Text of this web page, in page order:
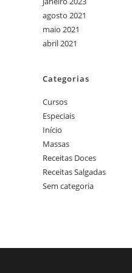
agosto 2021
maio 2021
abril 2021
Categorias
Cursos
Especiais
Início
Massas
Receitas Doces
Receitas Salgadas
Sem categoria